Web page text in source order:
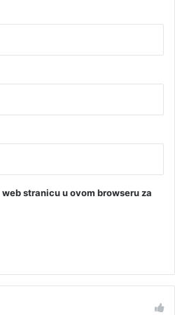
stranicu u ovom browseru za